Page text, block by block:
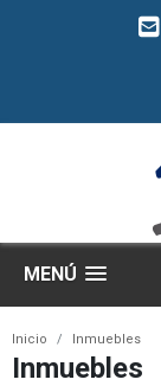
MENÚ
Inicio Inmuebles
Inmuebles